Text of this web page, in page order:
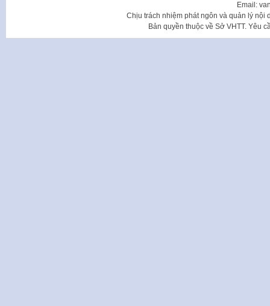
Email:
Chịu trách nhiệm phát ngôn và quản lý nội
Bản quyền thuộc về Sở VHTT. Yêu